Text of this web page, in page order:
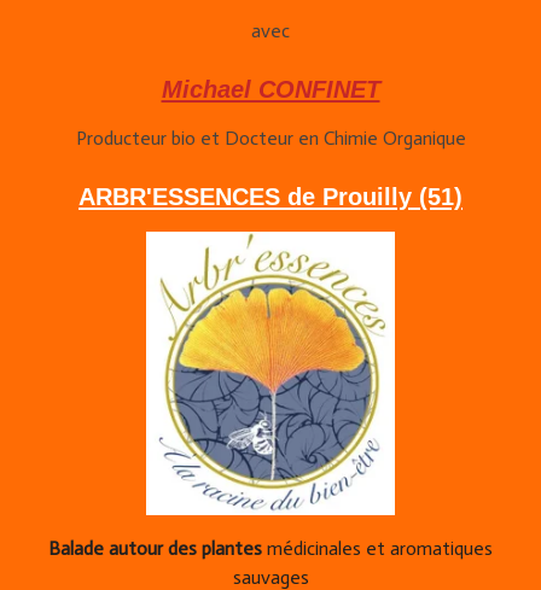
avec
Michael CONFINET
Producteur bio et Docteur en Chimie Organique
ARBR'ESSENCES de Prouilly (51)
Balade autour des plantes médicinales et aromatiques
sauvages